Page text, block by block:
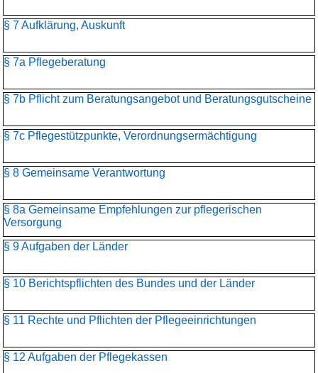
§ 7 Aufklärung, Auskunft
§ 7a Pflegeberatung
§ 7b Pflicht zum Beratungsangebot und Beratungsgutscheine
§ 7c Pflegestützpunkte, Verordnungsermächtigung
§ 8 Gemeinsame Verantwortung
§ 8a Gemeinsame Empfehlungen zur pflegerischen
Versorgung
§ 9 Aufgaben der Länder
§ 10 Berichtspflichten des Bundes und der Länder
§ 11 Rechte und Pflichten der Pflegeeinrichtungen
§ 12 Aufgaben der Pflegekassen